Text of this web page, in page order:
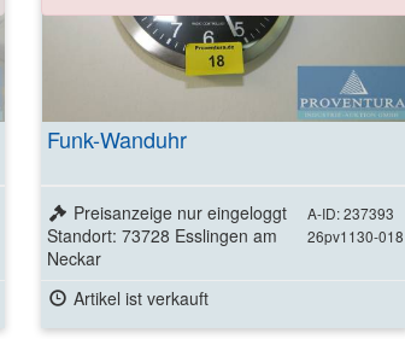
Funk-Wanduhr
A-ID: 237393
26pv1130-018
Preisanzeige nur eingeloggt
Standort: 73728 Esslingen am
Neckar
Artikel ist verkauft